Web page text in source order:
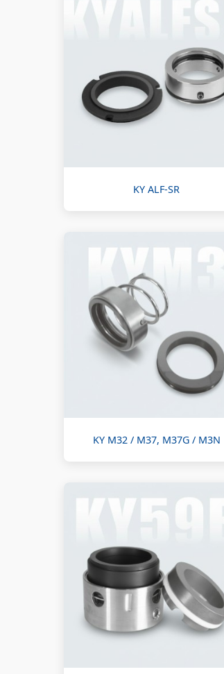
KY ALF-SR
KY M32 / M37, M37G / M3N